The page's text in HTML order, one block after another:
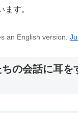
ます。
an English version.
の会話に耳を